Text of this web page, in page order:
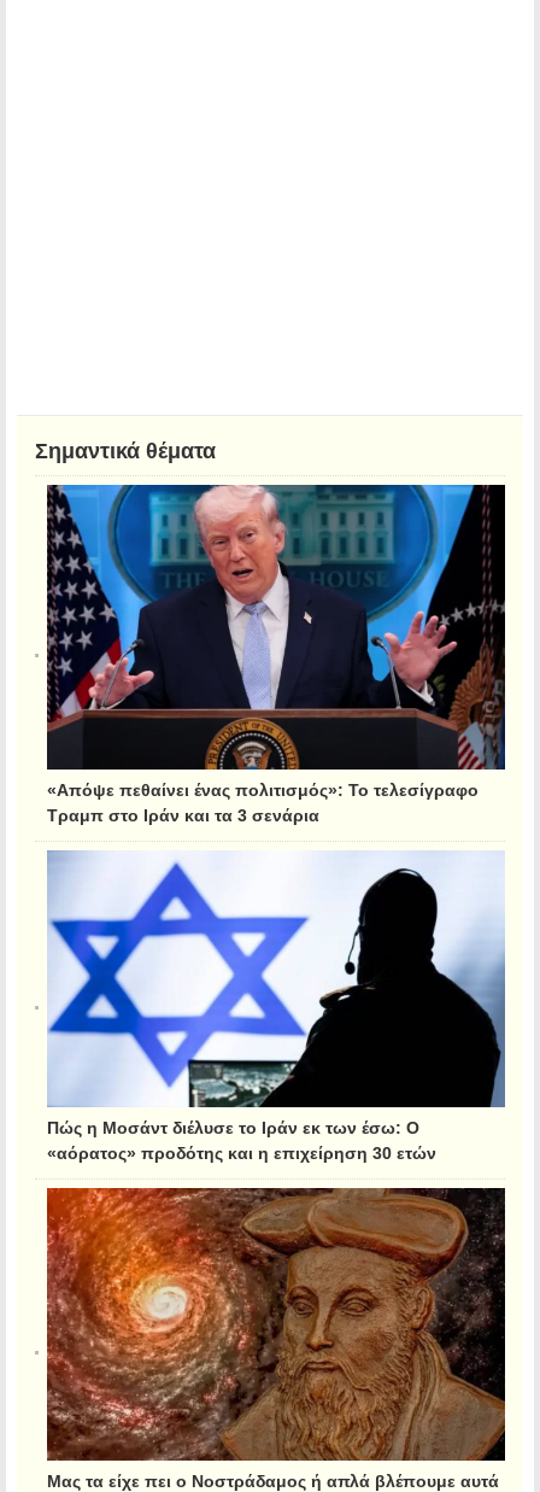
Σημαντικά θέματα
«Απόψε πεθαίνει ένας πολιτισμός»: Το τελεσίγραφο
Τραμπ στο Ιράν και τα 3 σενάρια
Πώς η Μοσάντ διέλυσε το Ιράν εκ των έσω: Ο
«αόρατος» προδότης και η επιχείρηση 30 ετών
Μας τα είχε πει ο Νοστράδαμος ή απλά βλέπουμε αυτά